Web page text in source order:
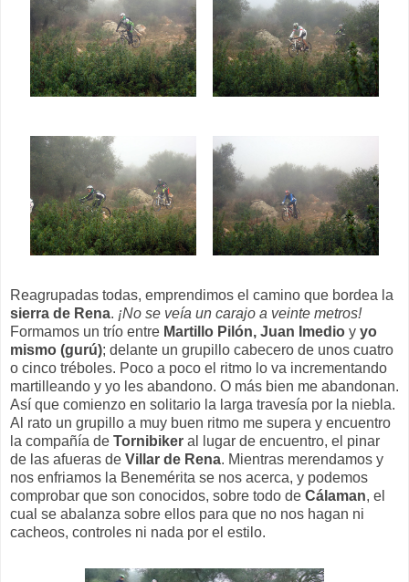
Reagrupadas todas, emprendimos el camino que bordea la
sierra de Rena. ¡No se veía un carajo a veinte metros!
Formamos un trío entre Martillo Pilón, Juan Imedio y yo
mismo (gurú); delante un grupillo cabecero de unos cuatro
o cinco tréboles. Poco a poco el ritmo lo va incrementando
martilleando y yo les abandono. O más bien me abandonan.
Así que comienzo en solitario la larga travesía por la niebla.
Al rato un grupillo a muy buen ritmo me supera y encuentro
la compañía de Tornibiker al lugar de encuentro, el pinar
de las afueras de Villar de Rena. Mientras merendamos y
nos enfriamos la Benemérita se nos acerca, y podemos
comprobar que son conocidos, sobre todo de Cálaman, el
cual se abalanza sobre ellos para que no nos hagan ni
cacheos, controles ni nada por el estilo.